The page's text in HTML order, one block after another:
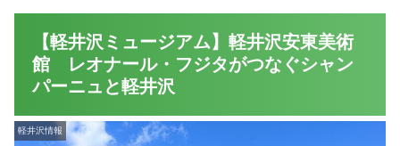
【軽井沢ミュージアム】軽井沢安東美術
館 レオナール・フジタがつなぐシャン
パーニュと軽井沢
軽井沢情報